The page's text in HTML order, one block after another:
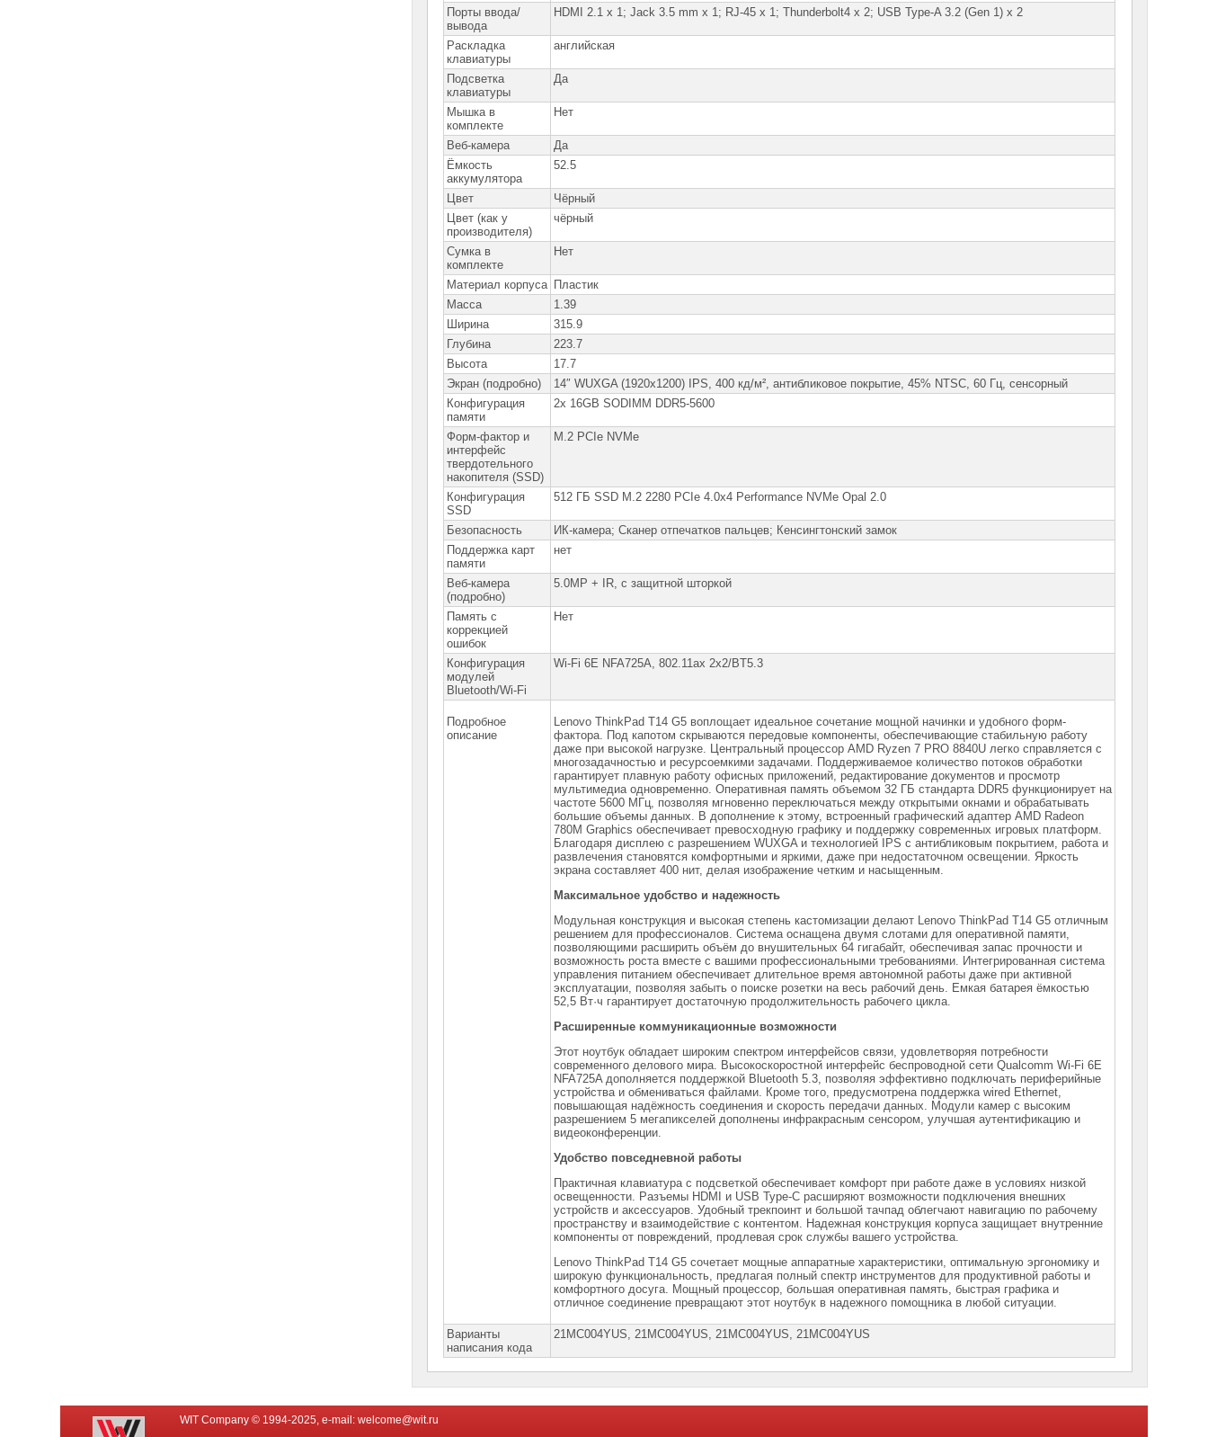
Порты ввода/
вывода
HDMI 2.1 x 1; Jack 3.5 mm x 1; RJ-45 x 1; Thunderbolt4 x 2; USB Type-A 3.2 (Gen 1) x 2
Раскладка
клавиатуры
английская
Подсветка
клавиатуры
Да
Мышка в
комплекте
Нет
Веб-камера
Да
Ёмкость
аккумулятора
52.5
Цвет
Чёрный
Цвет (как у
производителя)
чёрный
Сумка в
комплекте
Нет
Материал корпуса Пластик
Масса
1.39
Ширина
315.9
Глубина
223.7
Высота
17.7
Экран (подробно)
14″ WUXGA (1920x1200) IPS, 400 кд/м², антибликовое покрытие, 45% NTSC, 60 Гц, сенсорный
Конфигурация
памяти
2x 16GB SODIMM DDR5-5600
Форм-фактор и
интерфейс
твердотельного
накопителя (SSD)
M.2 PCIe NVMe
Конфигурация
SSD
512 ГБ SSD M.2 2280 PCIe 4.0x4 Performance NVMe Opal 2.0
Безопасность
ИК-камера; Сканер отпечатков пальцев; Кенсингтонский замок
Поддержка карт
памяти
нет
Веб-камера
(подробно)
5.0MP + IR, с защитной шторкой
Память с
коррекцией
ошибок
Нет
Конфигурация
модулей
Bluetooth/Wi-Fi
Wi-Fi 6E NFA725A, 802.11ax 2x2/BT5.3
Подробное
описание
Lenovo ThinkPad T14 G5 воплощает идеальное сочетание мощной начинки и удобного форм-
фактора. Под капотом скрываются передовые компоненты, обеспечивающие стабильную работу
даже при высокой нагрузке. Центральный процессор AMD Ryzen 7 PRO 8840U легко справляется с
многозадачностью и ресурсоемкими задачами. Поддерживаемое количество потоков обработки
гарантирует плавную работу офисных приложений, редактирование документов и просмотр
мультимедиа одновременно. Оперативная память объемом 32 ГБ стандарта DDR5 функционирует на
частоте 5600 МГц, позволяя мгновенно переключаться между открытыми окнами и обрабатывать
большие объемы данных. В дополнение к этому, встроенный графический адаптер AMD Radeon
780M Graphics обеспечивает превосходную графику и поддержку современных игровых платформ.
Благодаря дисплею с разрешением WUXGA и технологией IPS с антибликовым покрытием, работа и
развлечения становятся комфортными и яркими, даже при недостаточном освещении. Яркость
экрана составляет 400 нит, делая изображение четким и насыщенным.
Максимальное удобство и надежность
Модульная конструкция и высокая степень кастомизации делают Lenovo ThinkPad T14 G5 отличным
решением для профессионалов. Система оснащена двумя слотами для оперативной памяти,
позволяющими расширить объём до внушительных 64 гигабайт, обеспечивая запас прочности и
возможность роста вместе с вашими профессиональными требованиями. Интегрированная система
управления питанием обеспечивает длительное время автономной работы даже при активной
эксплуатации, позволяя забыть о поиске розетки на весь рабочий день. Емкая батарея ёмкостью
52,5 Вт·ч гарантирует достаточную продолжительность рабочего цикла.
Расширенные коммуникационные возможности
Этот ноутбук обладает широким спектром интерфейсов связи, удовлетворяя потребности
современного делового мира. Высокоскоростной интерфейс беспроводной сети Qualcomm Wi-Fi 6E
NFA725A дополняется поддержкой Bluetooth 5.3, позволяя эффективно подключать периферийные
устройства и обмениваться файлами. Кроме того, предусмотрена поддержка wired Ethernet,
повышающая надёжность соединения и скорость передачи данных. Модули камер с высоким
разрешением 5 мегапикселей дополнены инфракрасным сенсором, улучшая аутентификацию и
видеоконференции.
Удобство повседневной работы
Практичная клавиатура с подсветкой обеспечивает комфорт при работе даже в условиях низкой
освещенности. Разъемы HDMI и USB Type-C расширяют возможности подключения внешних
устройств и аксессуаров. Удобный трекпоинт и большой тачпад облегчают навигацию по рабочему
пространству и взаимодействие с контентом. Надежная конструкция корпуса защищает внутренние
компоненты от повреждений, продлевая срок службы вашего устройства.
Lenovo ThinkPad T14 G5 сочетает мощные аппаратные характеристики, оптимальную эргономику и
широкую функциональность, предлагая полный спектр инструментов для продуктивной работы и
комфортного досуга. Мощный процессор, большая оперативная память, быстрая графика и
отличное соединение превращают этот ноутбук в надежного помощника в любой ситуации.
Варианты
написания кода
21MC004YUS, 21MC004YUS, 21MС004YUS, 21МС004YUS
WIT Company © 1994-2025, e-mail: welcome@wit.ru